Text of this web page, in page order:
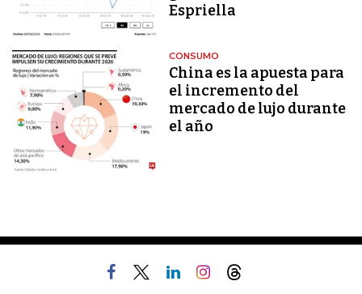
Espriella
CONSUMO
China es la apuesta para
el incremento del
mercado de lujo durante
el año